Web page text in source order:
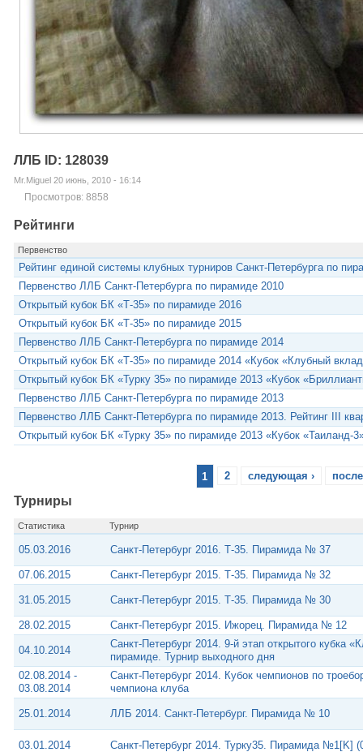
ЛЛБ ID: 128039
Mr.Miguel 20 июнь, 2010 - 16:14
Просмотров: 8858
Рейтинги
Первенство
Рейтинг единой системы клубных турниров Санкт-Петербурга по
Первенство ЛЛБ Санкт-Петербурга по пирамиде 2010
Открытый кубок БК «Т-35» по пирамиде 2016
Открытый кубок БК «Т-35» по пирамиде 2015
Первенство ЛЛБ Санкт-Петербурга по пирамиде 2014
Открытый кубок БК «Т-35» по пирамиде 2014 «Кубок «Клубный
Открытый кубок БК «Турку 35» по пирамиде 2013 «Кубок
Первенство ЛЛБ Санкт-Петербурга по пирамиде 2013
Первенство ЛЛБ Санкт-Петербурга по пирамиде 2013. Рейтинг III
Открытый кубок БК «Турку 35» по пирамиде 2013 «Кубок «Таиланд-
1 2 следующая ›
Турниры
Статистика Турнир
05.03.2016 Санкт-Петербург 2016. Т-35. Пирамида № 37
07.06.2015 Санкт-Петербург 2015. Т-35. Пирамида № 32
31.05.2015 Санкт-Петербург 2015. Т-35. Пирамида № 30
28.02.2015 Санкт-Петербург 2015. Ижорец. Пирамида № 12
04.10.2014
Санкт-Петербург 2014. 9-й этап открытого кубка
пирамиде. Турнир выходного дня
02.08.2014 -
03.08.2014
Санкт-Петербург 2014. Кубок чемпионов по
чемпиона клуба
25.01.2014 ЛЛБ 2014. Санкт-Петербург. Пирамида № 10
03.01.2014 Санкт-Петербург 2014. Турку35. Пирамида №1[K]